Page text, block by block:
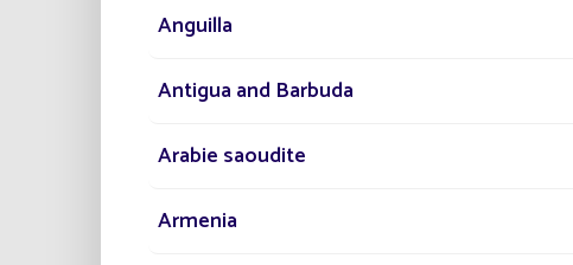
Anguilla
Antigua and Barbuda
Arabie saoudite
Armenia